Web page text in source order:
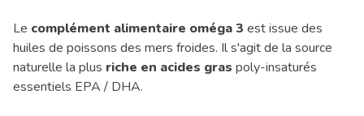
Le complément alimentaire oméga 3 est issue des
huiles de poissons des mers froides. Il s'agit de la source
naturelle la plus riche en acides gras poly-insaturés
essentiels EPA / DHA.